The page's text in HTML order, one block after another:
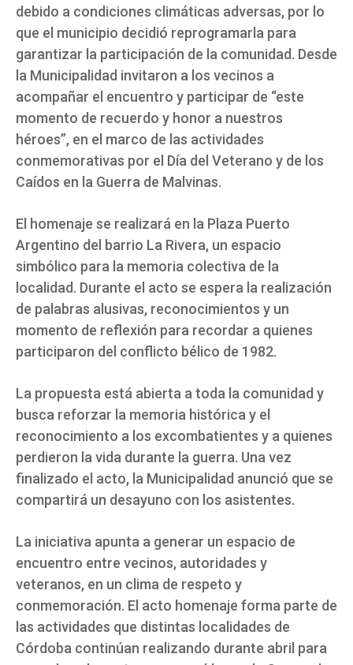
debido a condiciones climáticas adversas, por lo
que el municipio decidió reprogramarla para
garantizar la participación de la comunidad. Desde
la Municipalidad invitaron a los vecinos a
acompañar el encuentro y participar de “este
momento de recuerdo y honor a nuestros
héroes”, en el marco de las actividades
conmemorativas por el Día del Veterano y de los
Caídos en la Guerra de Malvinas.
El homenaje se realizará en la Plaza Puerto
Argentino del barrio La Rivera, un espacio
simbólico para la memoria colectiva de la
localidad. Durante el acto se espera la realización
de palabras alusivas, reconocimientos y un
momento de reflexión para recordar a quienes
participaron del conflicto bélico de 1982.
La propuesta está abierta a toda la comunidad y
busca reforzar la memoria histórica y el
reconocimiento a los excombatientes y a quienes
perdieron la vida durante la guerra. Una vez
finalizado el acto, la Municipalidad anunció que se
compartirá un desayuno con los asistentes.
La iniciativa apunta a generar un espacio de
encuentro entre vecinos, autoridades y
veteranos, en un clima de respeto y
conmemoración. El acto homenaje forma parte de
las actividades que distintas localidades de
Córdoba continúan realizando durante abril para